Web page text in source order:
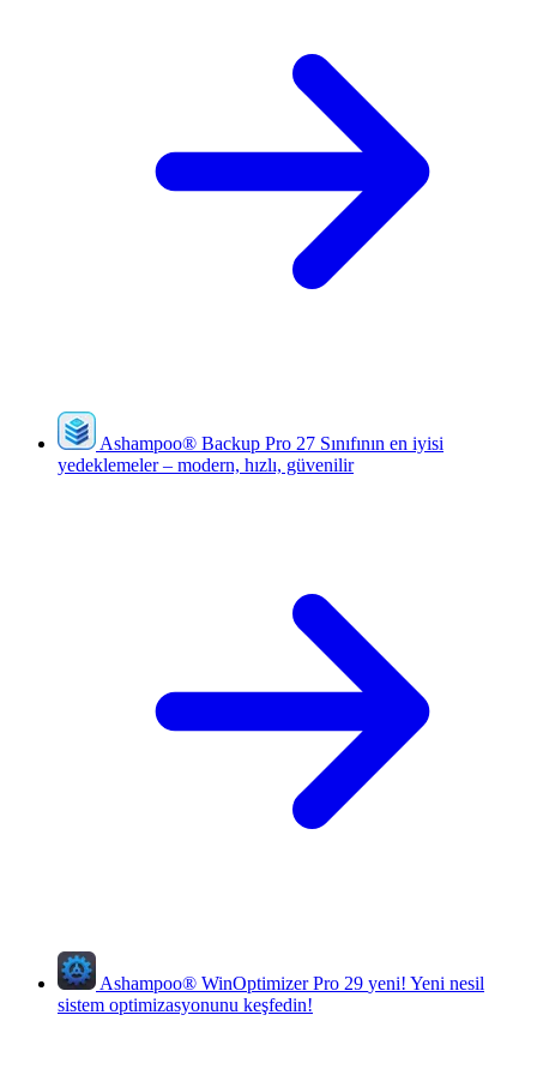
Ashampoo® Backup Pro 27 Sınıfının en iyisi
yedeklemeler – modern, hızlı, güvenilir
Ashampoo® WinOptimizer Pro 29 yeni! Yeni nesil
sistem optimizasyonunu keşfedin!